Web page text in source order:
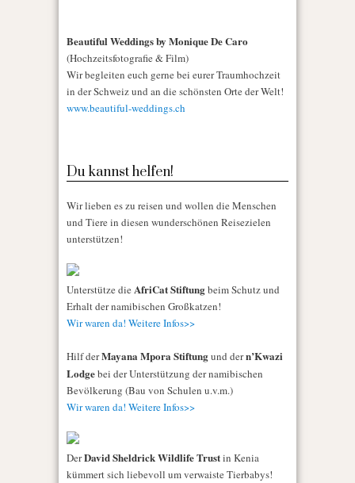
Beautiful Weddings by Monique De Caro
(Hochzeitsfotografie & Film)
Wir begleiten euch gerne bei eurer Traumhochzeit
in der Schweiz und an die schönsten Orte der Welt!
www.beautiful-weddings.ch
Du kannst helfen!
Wir lieben es zu reisen und wollen die Menschen
und Tiere in diesen wunderschönen Reisezielen
unterstützen!
Unterstütze die AfriCat Stiftungbeim Schutz und
Erhalt der namibischen Großkatzen!
Wir waren da! Weitere Infos>>
Hilf derMayana Mpora Stiftungund dern’Kwazi
Lodgebei der Unterstützung der namibischen
Bevölkerung (Bau von Schulen u.v.m.)
Wir waren da! Weitere Infos>>
DerDavid Sheldrick Wildlife Trustin Kenia
kümmert sich liebevoll um verwaiste Tierbabys!